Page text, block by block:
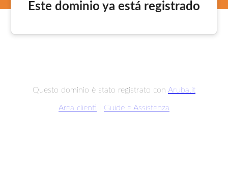
Este dominio ya está registrado
Questo dominio è stato registrato con Aruba.it
Area clienti Guide e Assistenza